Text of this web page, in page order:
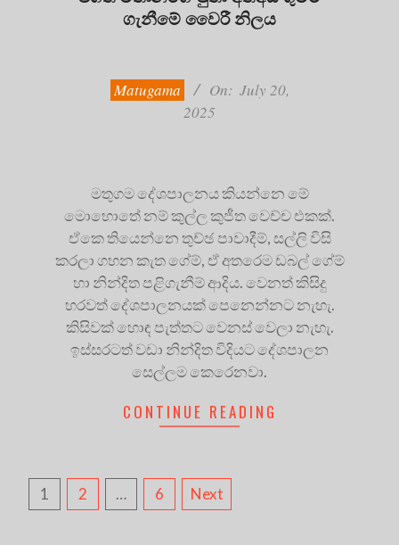
ගැනීමේ වෛරී නිලය
Matugama On: July 20,
2025
මතුගම දේශපාලනය කියන්නෙ මේ
මොහොතේ නම් කුල්ල කුජීත වෙච්ච එකක්.
ඒකෙ තියෙන්නෙ තුච්ඡ පාවාදීම්, සල්ලි විසි
කරලා ගහන කැත ගේම්, ඒ අතරෙම ඩබල් ගේම්
හා නින්දිත පළිගැනීම් ආදිය. වෙනත් කිසිදු
හරවත් දේශපාලනයක් පෙනෙන්නට නැහැ.
කිසිවක් හොඳ පැත්තට වෙනස් වෙලා නැහැ.
ඉස්සරටත් වඩා නින්දිත විදියට දේශපාලන
සෙල්ලම කෙරෙනවා.
CONTINUE READING
POSTS
PAGINATION
1 2 … 6 Next